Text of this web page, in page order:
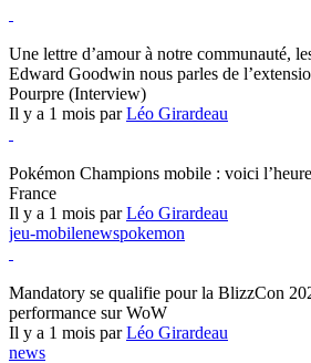
Une lettre d’amour à notre communauté,
Edward Goodwin nous parles de
Pourpre (Interview)
Il y a 1 mois parLéo Girardeau
Pokémon Champions mobile : voici
France
Il y a 1 mois parLéo Girardeau
jeu-mobilenewspokemon
Mandatory se qualifie pour la BlizzCon
performance sur WoW
Il y a 1 mois parLéo Girardeau
news